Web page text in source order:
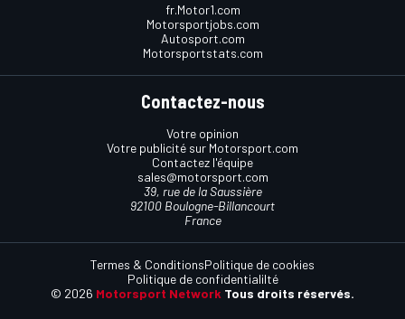
fr.Motor1.com
Motorsportjobs.com
Autosport.com
Motorsportstats.com
Contactez-nous
Votre opinion
Votre publicité sur Motorsport.com
Contactez l'équipe
sales@motorsport.com
39, rue de la Saussière
92100 Boulogne-Billancourt
France
© 2026 Motorsport Network Tous droits réservés.
Termes & ConditionsPolitique de cookies
Politique de confidentialilté